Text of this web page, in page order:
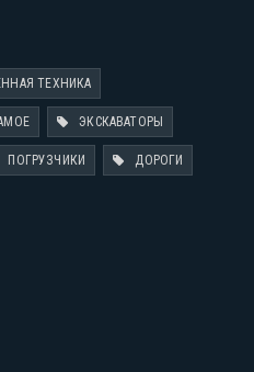
ТЕХНИКА
ЭКСКАВАТОРЫ
ПОГРУЗЧИКИ ДОРОГИ